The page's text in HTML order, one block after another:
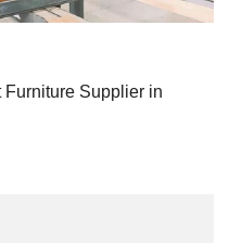
Furniture Supplier in